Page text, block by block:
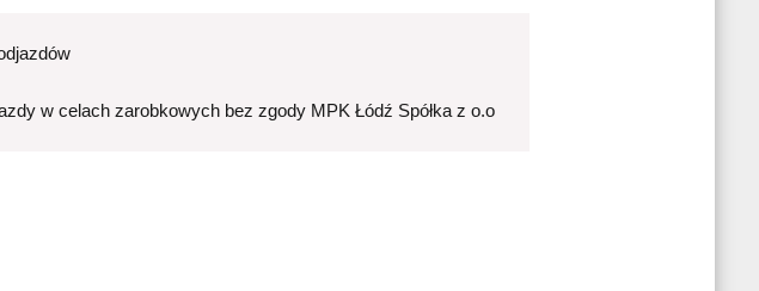
w celach zarobkowych bez zgody MPK Łódź Spółka z o.o